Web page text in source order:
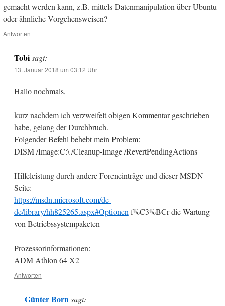
gemacht werden kann, z.B. mittels Datenmanipulation über Ubuntu
oder ähnliche Vorgehensweisen?
Antworten
Tobi sagt:
13. Januar 2018 um 03:12 Uhr
Hallo nochmals,
kurz nachdem ich verzweifelt obigen Kommentar geschrieben
habe, gelang der Durchbruch.
Folgender Befehl behebt mein Problem:
DISM /Image:C:\ /Cleanup-Image /RevertPendingActions
Hilfeleistung durch andere Foreneinträge und dieser MSDN-
Seite:
https://msdn.microsoft.com/de-
de/library/hh825265.aspx#Optionenf%C3%BCr die Wartung
von Betriebssystempaketen
Prozessorinformationen:
ADM Athlon 64 X2
Antworten
Günter Born sagt: